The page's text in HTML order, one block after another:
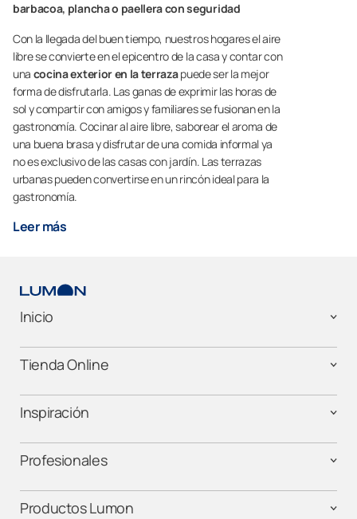
barbacoa, plancha o paellera con seguridad
Con la llegada del buen tiempo, nuestros hogares el aire
libre se convierte en el epicentro de la casa y contar con
una cocina exterior en la terrazapuede ser la mejor
forma de disfrutarla. Las ganas de exprimir las horas de
sol y compartir con amigos y familiares se fusionan en la
gastronomía. Cocinar al aire libre, saborear el aroma de
una buena brasa y disfrutar de una comida informal ya
no es exclusivo de las casas con jardín. Las terrazas
urbanas pueden convertirse en un rincón ideal para la
gastronomía.
Leer más
Inicio
Tienda Online
Inspiración
Profesionales
Productos Lumon